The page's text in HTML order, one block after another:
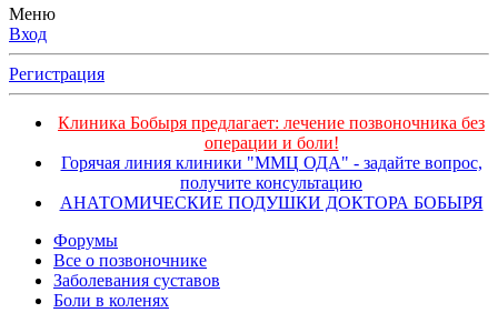
Меню
Вход
Регистрация
Клиника Бобыря предлагает: лечение позвоночника без
операции и боли!
Горячая линия клиники "ММЦ ОДА" - задайте вопрос,
получите консультацию
АНАТОМИЧЕСКИЕ ПОДУШКИ ДОКТОРА БОБЫРЯ
Форумы
Все о позвоночнике
Заболевания суставов
Боли в коленях